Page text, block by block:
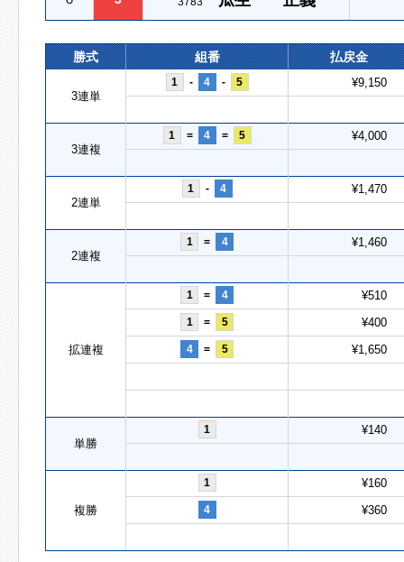
勝式 組番 払戻金
3連単
1 - 4 - 5 ¥9,150
3連複
1 = 4 = 5 ¥4,000
2連単
1 - 4 ¥1,470
2連複
1 = 4 ¥1,460
拡連複
1 = 4 ¥510
1 = 5 ¥400
4 = 5 ¥1,650
単勝
1 ¥140
複勝
1 ¥160
4 ¥360